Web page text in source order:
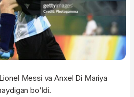
Messi va Anxel Di Mariya
bo'ldi.